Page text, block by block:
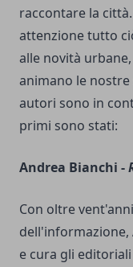
raccontare la
attenzione tutto
alle novità
animano le
autori sono in
primi sono stati:
Andrea Bianchi -
Con oltre
e cura gli